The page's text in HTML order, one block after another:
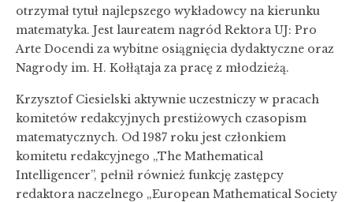
otrzymał tytuł najlepszego wykładowcy na kierunku
matematyka. Jest laureatem nagród Rektora UJ: Pro
Arte Docendi za wybitne osiągnięcia dydaktyczne oraz
Nagrody im. H. Kołłątaja za pracę z młodzieżą.
Krzysztof Ciesielski aktywnie uczestniczy w pracach
komitetów redakcyjnych prestiżowych czasopism
matematycznych. Od 1987 roku jest członkiem
komitetu redakcyjnego „The Mathematical
Intelligencer”, pełnił również funkcję zastępcy
redaktora naczelnego „European Mathematical Society